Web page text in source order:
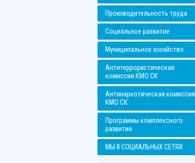
Производительность труда
Социальное развитие
Муниципальное хозяйство
Антитеррористическая
комиссия КМО СК
Антинаркотическая комиссия
КМО СК
Программы комплексного
развития
МЫ В СОЦИАЛЬНЫХ СЕТЯХ